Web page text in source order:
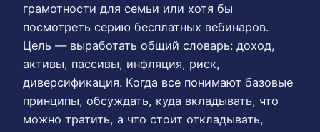
грамотности для семьи или хотя бы
посмотреть серию бесплатных вебинаров.
Цель — выработать общий словарь: доход,
активы, пассивы, инфляция, риск,
диверсификация. Когда все понимают базовые
принципы, обсуждать, куда вкладывать, что
можно тратить, а что стоит откладывать,